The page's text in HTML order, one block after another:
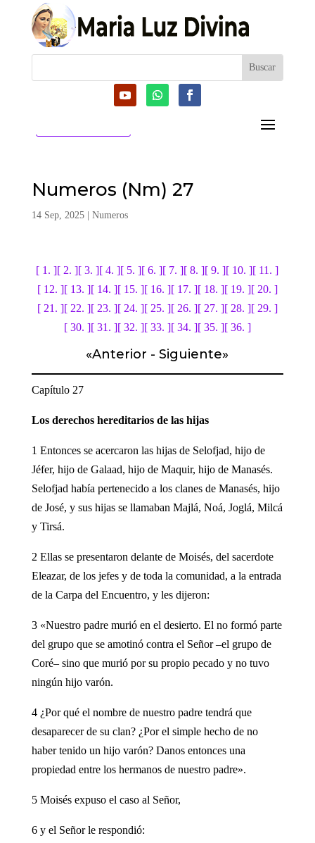
Numeros (Nm) 27
14 Sep, 2025| Numeros
[ 1. ][ 2. ][ 3. ][ 4. ][ 5. ][ 6. ][ 7. ][ 8. ][ 9. ][ 10. ][ 11. ]
[ 12. ][ 13. ][ 14. ][ 15. ][ 16. ][ 17. ][ 18. ][ 19. ][ 20. ]
[ 21. ][ 22. ][ 23. ][ 24. ][ 25. ][ 26. ][ 27. ][ 28. ][ 29. ]
[ 30. ][ 31. ][ 32. ][ 33. ][ 34. ][ 35. ][ 36. ]
«Anterior -Siguiente»
Capítulo 27
Los derechos hereditarios de las hijas
1 Entonces se acercaron las hijas de Selofjad, hijo de
Jéfer, hijo de Galaad, hijo de Maquir, hijo de Manasés.
Selofjad había pertenecido a los clanes de Manasés, hijo
de José, y sus hijas se llamaban Majlá, Noá, Joglá, Milcá
y Tirsá.
2 Ellas se presentaron delante de Moisés, del sacerdote
Eleazar, de los jefes y de toda la comunidad, a la entrada
de la Carpa del Encuentro, y les dijeron:
3 «Nuestro padre murió en el desierto. El no formó parte
del grupo que se amotinó contra el Señor –el grupo de
Coré– sino que murió por su propio pecado y no tuvo
ningún hijo varón.
4 ¿Por qué el nombre de nuestro padre tendrá que
desaparecer de su clan? ¿Por el simple hecho de no
haber tenido un hijo varón? Danos entonces una
propiedad entre los hermanos de nuestro padre».
5 Moisés expuso el caso al Señor,
6 y el Señor le respondió: